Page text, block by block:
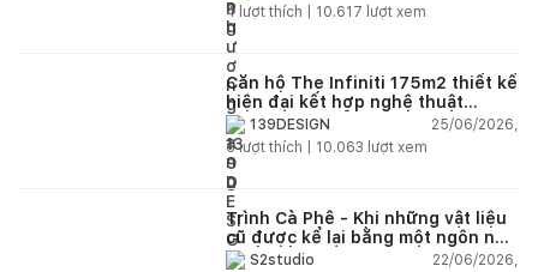
4 lượt thích | 10.617 lượt xem
Căn hộ The Infiniti 175m2 thiết kế
hiện đại kết hợp nghệ thuật
Modern Art đầy cảm xúc
139DESIGN
25/06/2026,
6lượt thích | 10.063 lượt xem
Trình Cà Phê - Khi những vật liệu
cũ được kể lại bằng một ngôn ngữ
thiết kế mới
S2studio
22/06/2026,